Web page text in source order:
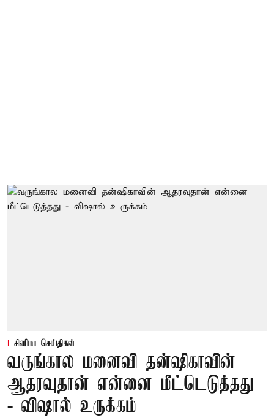
சினிமா செய்திகள்
வருங்கால மனைவி தன்ஷிகாவின்
ஆதரவுதான் என்னை மீட்டெடுத்தது
- விஷால் உருக்கம்